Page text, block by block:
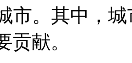
市。其中，
贡献。